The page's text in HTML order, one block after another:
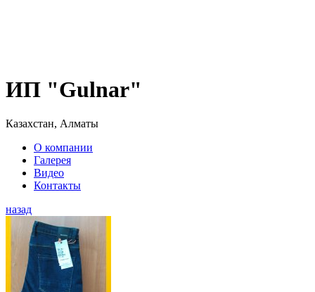
ИП "Gulnar"
Казахстан, Алматы
О компании
Галерея
Видео
Контакты
назад